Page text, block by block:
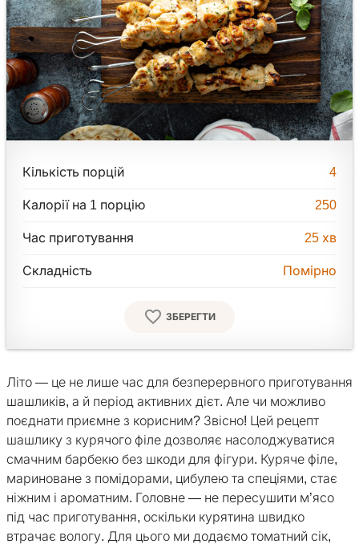
Кількість порцій 4
Калорії на 1 порцію 250
Час приготування 25 хв
Складність Помірно
ЗБЕРЕГТИ
Літо — це не лише час для безперервного приготування
шашликів, а й період активних дієт. Але чи можливо
поєднати приємне з корисним? Звісно! Цей рецепт
шашлику з курячого філе дозволяє насолоджуватися
смачним барбекю без шкоди для фігури. Куряче філе,
мариноване з помідорами, цибулею та спеціями, стає
ніжним і ароматним. Головне — не пересушити м’ясо
під час приготування, оскільки курятина швидко
втрачає вологу. Для цього ми додаємо томатний сік,